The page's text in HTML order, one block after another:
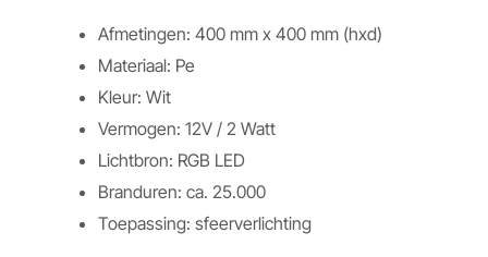
Afmetingen: 400 mm x 400 mm (hxd)
Materiaal: Pe
Kleur: Wit
Vermogen: 12V / 2 Watt
Lichtbron: RGB LED
Branduren: ca. 25.000
Toepassing: sfeerverlichting